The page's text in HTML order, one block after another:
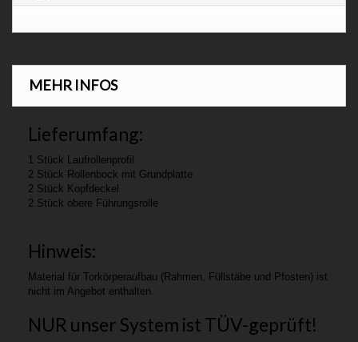
MEHR INFOS
Lieferumfang:
1 Stück Laufrollenprofil
2 Stück Rollenbock mit Grundplatte
2 Stück Kopfdeckel
2 Stück obere Führungsrolle
Hinweis:
Material für Torkörperaufbau (Rahmen, Füllstäbe und Pfosten) ist
nicht im Angebot enthalten.
NUR unser System ist TÜV-geprüft!